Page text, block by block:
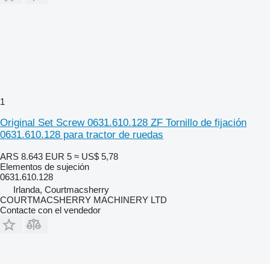
1
Original Set Screw 0631.610.128 ZF Tornillo de fijación
0631.610.128 para tractor de ruedas
ARS 8.643 EUR 5 ≈ US$ 5,78
Elementos de sujeción
0631.610.128
Irlanda, Courtmacsherry
COURTMACSHERRY MACHINERY LTD
Contacte con el vendedor